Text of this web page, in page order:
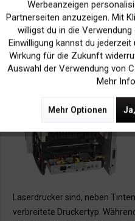
über die Geschichte und
Laserstrahldruckers!
Von: Laymann 12.08.20 08:30
Laserdrucker sind, neben
verbreitete Druckertyp.
Marketing
Tracking
Werbeanzeigen
Partnerseiten anzuzeigen. Mit
willigst du in die
Einwilligung kannst du
Wirkung für die Zukunft
Auswahl der Verwendung von
Mehr
Mehr Optionen